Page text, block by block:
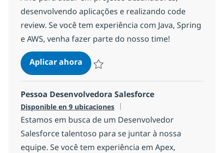
desenvolvendo aplicações e realizando code
review. Se você tem experiência com Java, Spring
e AWS, venha fazer parte do nosso time!
Aplicar ahoraPessoa Desenvolvedora Java AWS
Pessoa Desenvolvedora Salesforce
Disponible en 9 ubicaciones
Estamos em busca de um Desenvolvedor
Salesforce talentoso para se juntar à nossa
equipe. Se você tem experiência em Apex,